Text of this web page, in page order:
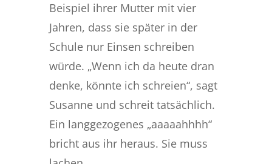
Beispiel ihrer Mutter mit vier
Jahren, dass sie später in der
Schule nur Einsen schreiben
würde. „Wenn ich da heute dran
denke, könnte ich schreien“, sagt
Susanne und schreit tatsächlich.
Ein langgezogenes „aaaaahhhh“
bricht aus ihr heraus. Sie muss